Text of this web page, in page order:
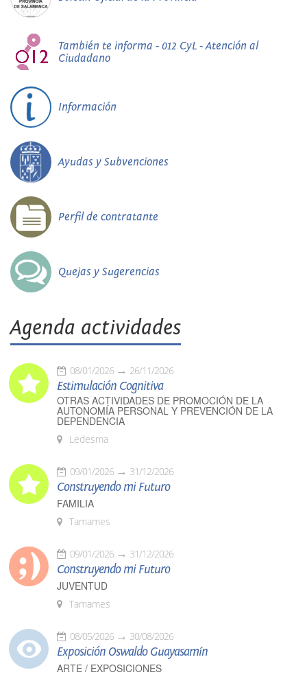
También te informa - 012 CyL - Atención al
Ciudadano
Información
Ayudas y Subvenciones
Perfil de contratante
Quejas y Sugerencias
Agenda actividades
08/01/2026 26/11/2026
Estimulación Cognitiva
OTRAS ACTIVIDADES DE PROMOCIÓN DE LA
AUTONOMÍA PERSONAL Y PREVENCIÓN DE LA
DEPENDENCIA
Ledesma
09/01/2026 31/12/2026
Construyendo mi Futuro
FAMILIA
Tamames
09/01/2026 31/12/2026
Construyendo mi Futuro
JUVENTUD
Tamames
08/05/2026 30/08/2026
Exposición Oswaldo Guayasamín
ARTE / EXPOSICIONES